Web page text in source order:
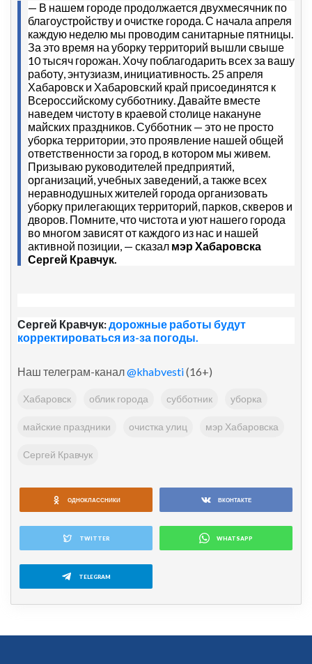
— В нашем городе продолжается двухмесячник по
благоустройству и очистке города. С начала апреля
каждую неделю мы проводим санитарные пятницы.
За это время на уборку территорий вышли свыше
10 тысяч горожан. Хочу поблагодарить всех за вашу
работу, энтузиазм, инициативность. 25 апреля
Хабаровск и Хабаровский край присоединятся к
Всероссийскому субботнику. Давайте вместе
наведем чистоту в краевой столице накануне
майских праздников. Субботник — это не просто
уборка территории, это проявление нашей общей
ответственности за город, в котором мы живем.
Призываю руководителей предприятий,
организаций, учебных заведений, а также всех
неравнодушных жителей города организовать
уборку прилегающих территорий, парков, скверов и
дворов. Помните, что чистота и уют нашего города
во многом зависят от каждого из нас и нашей
активной позиции, — сказал мэр Хабаровска
Сергей Кравчук.
Сергей Кравчук:дорожные работы будут
корректироваться из-за погоды.
Наш телеграм-канал@khabvesti(16+)
Хабаровск облик города субботник уборка
майские праздники очистка улиц мэр Хабаровска
Сергей Кравчук
ОДНОКЛАССНИКИ ВКОНТАКТЕ
TWITTER WHATSAPP
TELEGRAM